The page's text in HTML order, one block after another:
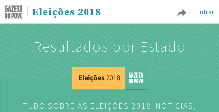
Entrar
Eleições 2018
Resultados por Estado
TUDO SOBRE AS ELEIÇÕES 2018: NOTÍCIAS,